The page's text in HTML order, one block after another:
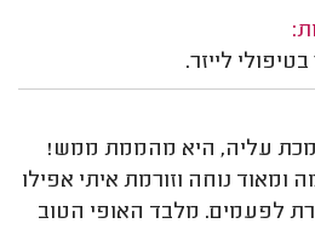
לייזר.
עליה, היא מהממת ממש!
ומאוד נוחה וזורמת איתי אפילו
לפעמים. מלבד האופי הטוב